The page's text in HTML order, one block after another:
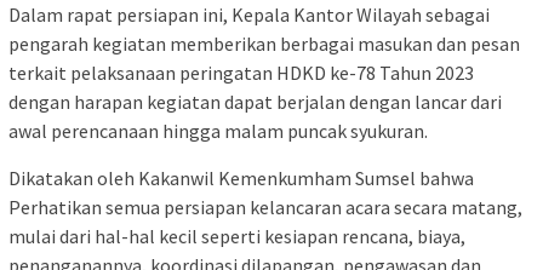
Dalam rapat persiapan ini, Kepala Kantor Wilayah sebagai
pengarah kegiatan memberikan berbagai masukan dan pesan
terkait pelaksanaan peringatan HDKD ke-78 Tahun 2023
dengan harapan kegiatan dapat berjalan dengan lancar dari
awal perencanaan hingga malam puncak syukuran.
Dikatakan oleh Kakanwil Kemenkumham Sumsel bahwa
Perhatikan semua persiapan kelancaran acara secara matang,
mulai dari hal-hal kecil seperti kesiapan rencana, biaya,
penanganannya, koordinasi dilapangan, pengawasan dan